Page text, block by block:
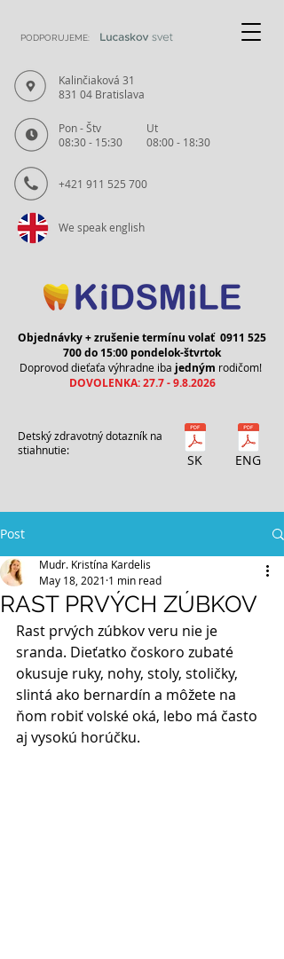
Kalinčiaková 31
831 04 Bratislava
Pon - Štv
08:30 - 15:30
We speak english
+421 911 525 700
Ut
08:00 - 18:30
Objednávky + zrušenie termínu volať 0911 525
700do 15:00 pondelok-štvrtok
Doprovod dieťaťa výhradne iba jedným rodičom!
DOVOLENKA:27.7 - 9.8.2026
SK
Detský zdravotný dotazník na
stiahnutie:
PODPORUJEME:
ENG
Post
RAST PRVÝCH ZÚBKOV
Mudr. Kristína Kardelis
May 18, 2021 1 min read
Rast prvých zúbkov veru nie je
sranda. Dieťatko čoskoro zubaté
okusuje ruky, nohy, stoly, stoličky,
slintá ako bernardín a môžete na
ňom robiť volské oká, lebo má často
aj vysokú horúčku.